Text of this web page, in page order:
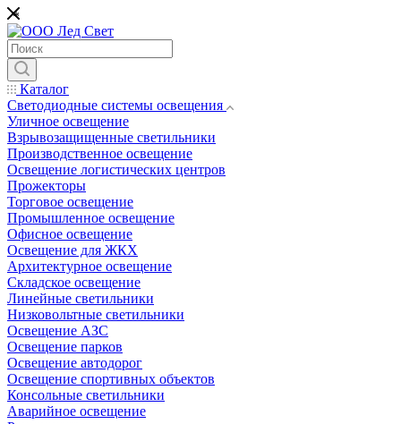
Каталог
Светодиодные системы освещения
Уличное освещение
Взрывозащищенные светильники
Производственное освещение
Освещение логистических центров
Прожекторы
Торговое освещение
Промышленное освещение
Офисное освещение
Освещение для ЖКХ
Архитектурное освещение
Складское освещение
Линейные светильники
Низковольтные светильники
Освещение АЗС
Освещение парков
Освещение автодорог
Освещение спортивных объектов
Консольные светильники
Аварийное освещение
*